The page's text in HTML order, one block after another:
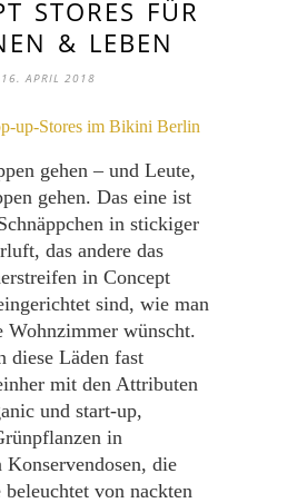
STORES FÜR
& LEBEN
16. APRIL 2018
gehen – und Leute,
gehen. Das eine ist
in stickiger
das andere das
in Concept
sind, wie man
Wohnzimmer wünscht.
diese Läden fast
mit den Attributen
und start-up,
in
die
von nackten